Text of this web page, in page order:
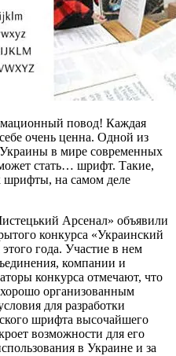
повод! Каждая
очень ценна. Одной из
в мире современных
стать… шрифт. Такие,
шрифты, на самом деле
Арсенал» объявили
конкурса «Украинский
года. Участие в нем
компании и
конкурса отмечают, что
организованным
для разработки
шрифта высочайшего
возможности для его
в Украине и за